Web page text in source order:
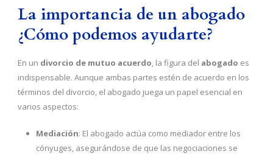
La importancia de un abogado
¿Cómo podemos ayudarte?
En un divorcio de mutuo acuerdo, la figura del abogado es
indispensable. Aunque ambas partes estén de acuerdo en los
términos del divorcio, el abogado juega un papel esencial en
varios aspectos:
Mediación: El abogado actúa como mediador entre los
cónyuges, asegurándose de que las negociaciones se